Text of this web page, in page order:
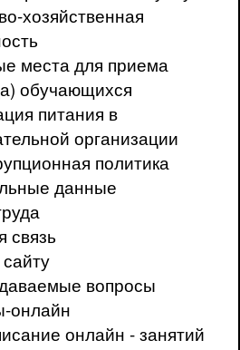
хозяйственная
места для приема
обучающихся
питания в
организации
политика
данные
связь
вопросы
онлайн
онлайн - занятий